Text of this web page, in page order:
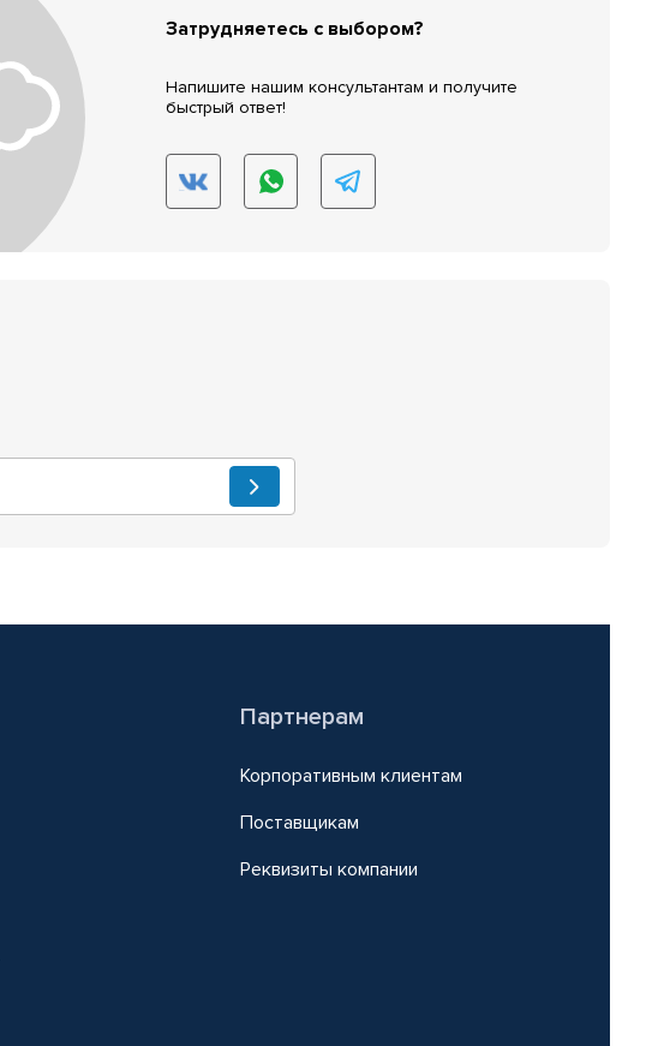
Затрудняетесь с выбором?
Напишите нашим консультантам и получите
быстрый ответ!
Партнерам
Корпоративным клиентам
Поставщикам
Реквизиты компании